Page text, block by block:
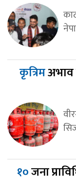
कृत्रिमअभाव
१०जना